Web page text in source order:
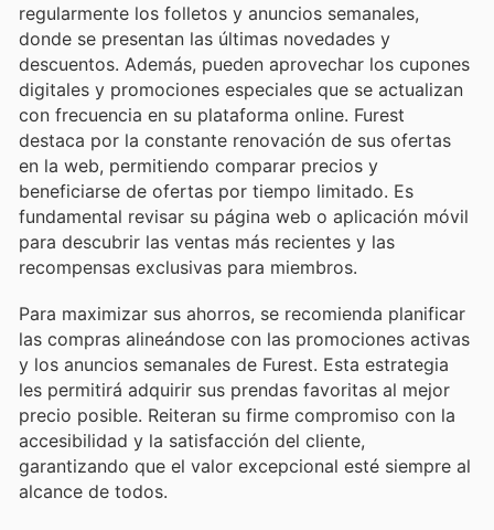
regularmente los folletos y anuncios semanales,
donde se presentan las últimas novedades y
descuentos. Además, pueden aprovechar los cupones
digitales y promociones especiales que se actualizan
con frecuencia en su plataforma online. Furest
destaca por la constante renovación de sus ofertas
en la web, permitiendo comparar precios y
beneficiarse de ofertas por tiempo limitado. Es
fundamental revisar su página web o aplicación móvil
para descubrir las ventas más recientes y las
recompensas exclusivas para miembros.
Para maximizar sus ahorros, se recomienda planificar
las compras alineándose con las promociones activas
y los anuncios semanales de Furest. Esta estrategia
les permitirá adquirir sus prendas favoritas al mejor
precio posible. Reiteran su firme compromiso con la
accesibilidad y la satisfacción del cliente,
garantizando que el valor excepcional esté siempre al
alcance de todos.